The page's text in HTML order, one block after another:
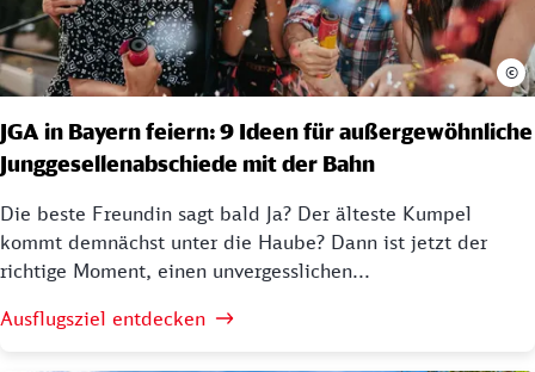
JGA in Bayern feiern: 9 Ideen für außergewöhnliche
Junggesellenabschiede mit der Bahn
Die beste Freundin sagt bald Ja? Der älteste Kumpel
kommt demnächst unter die Haube? Dann ist jetzt der
richtige Moment, einen unvergesslichen...
Ausflugsziel entdecken
©